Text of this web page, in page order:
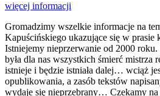
więcej informacji
Gromadzimy wszelkie informacje na
Kapuścińskiego ukazujące się w prasie
Istniejemy nieprzerwanie od 2000
była dla nas wszystkich śmierć mistrza
istnieje i będzie istniała dalej… wciąż
opublikowania, a zasób tekstów
wydaje się nieprzebrany… Czekamy na